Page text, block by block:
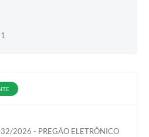
2026 - PREGÃO ELETRÔNICO